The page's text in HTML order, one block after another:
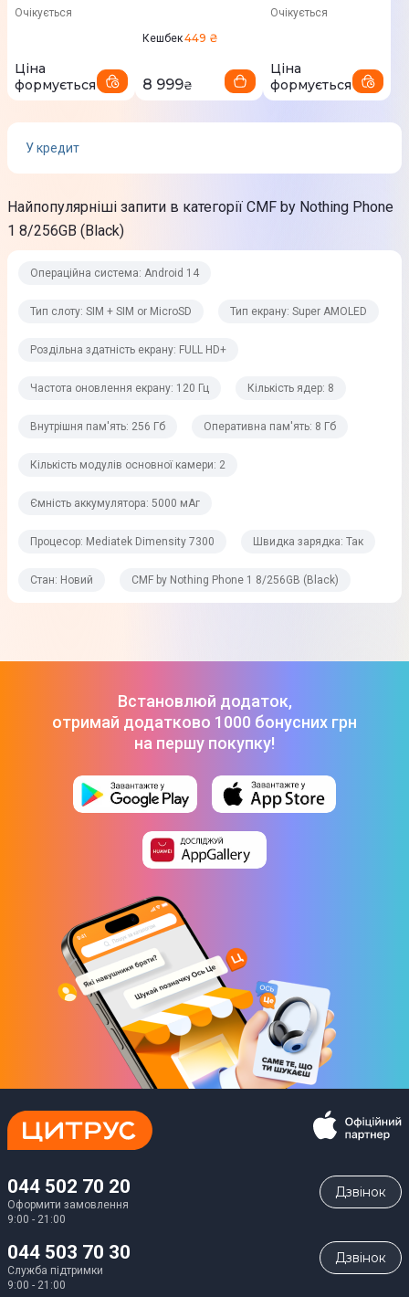
Super AMOLED
6,67"
FULL HD+
2400 х 1080
Частота оновлення екрану
120 Гц
Щільність пікселів, PPI
Кількість кольорів
16 млн
85,1%
Процесор
Mali-G615 MP2
Смартфон для геймінгу
Mediatek Dimensity 7300
Внутрішня пам'ять
Оперативна пам'ять
Підтримка карток пам'яті
Очікується
Ціна
формується
Кешбек449 ₴
8 999₴
Очікується
Ціна
формується
У кредит
Найпопулярніші запити в категорії CMF by Nothing Phone
1 8/256GB (Black)
Операційна система: Android 14
Тип слоту: SIM + SIM or MicroSD Тип екрану: Super AMOLED
Роздільна здатність екрану: FULL HD+
Частота оновлення екрану: 120 Гц Кількість ядер: 8
Внутрішня пам'ять: 256 Гб Оперативна пам'ять: 8 Гб
Кількість модулів основної камери: 2
Ємність аккумулятора: 5000 мАг
Процесор: Mediatek Dimensity 7300 Швидка зарядка: Так
Стан: Новий CMF by Nothing Phone 1 8/256GB (Black)
Встановлюй додаток,
отримай додатково 1000 бонусних грн
на першу покупку!
044 502 70 20
Оформити замовлення
9:00 - 21:00
Дзвiнок
044 503 70 30
Служба підтримки
9:00 - 21:00
Дзвiнок